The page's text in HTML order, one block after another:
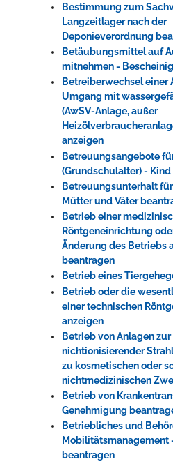
Bestimmung zum
Langzeitlager nach der
Deponieverordnung
Betäubungsmittel auf
mitnehmen -
Betreiberwechsel einer
Umgang mit
(AwSV-Anlage, außer
anzeigen
Betreuungsangebote
(Grundschulalter) -
Betreuungsunterhalt
Mütter und Väter
Betrieb einer
Röntgeneinrichtung
Änderung des Betriebs
beantragen
Betrieb eines
Betrieb oder die
einer technischen
anzeigen
Betrieb von Anlagen
nichtionisierender
zu kosmetischen oder
nichtmedizinischen
Betrieb von
Genehmigung
Betriebliches und
Mobilitätsmanagement
beantragen